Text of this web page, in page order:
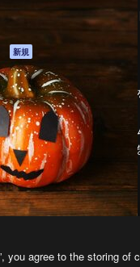
ーポリ
新規
リシー
ンター
イト
検索トレン
Slidesgo
コンテンツ
する
プレスルー
magnific.ai
ですか？
you agree to the storing of